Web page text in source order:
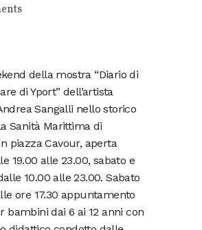
della mostra “Diario di
di Yport” dell’artista
Sangalli nello storico
Sanità Marittima di
piazza Cavour, aperta
19.00 alle 23.00, sabato e
10.00 alle 23.00. Sabato
ore 17.30 appuntamento
bambini dai 6 ai 12 anni con